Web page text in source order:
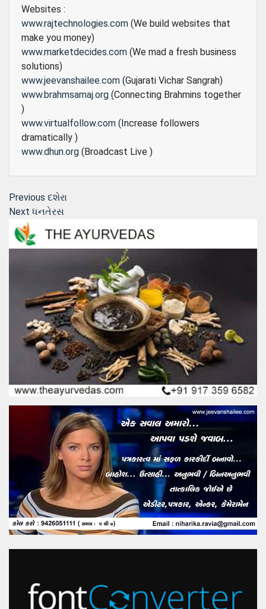
Websites :
www.rajtechnologies.com (We build websites that
make you money)
www.marketdecides.com (We mad a fresh business
solutions)
www.jeevanshailee.com (Gujarati Vichar Sangrah)
www.brahmsamaj.org (Connecting Brahmins together
)
www.virtualfollow.com (Increase followers
dramatically )
www.dhun.org (Broadcast Live )
Post
navigation
Previous Previous
post:
દશેરા
Next Next
ધનતેરસ